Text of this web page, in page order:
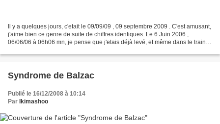
Il y a quelques jours, c'etait le 09/09/09 , 09 septembre 2009 . C'est amusant,
j'aime bien ce genre de suite de chiffres identiques. Le 6 Juin 2006 ,
06/06/06 à 06h06 mn, je pense que j'etais déjà levé, et même dans le train
Syndrome de Balzac
Publié le 16/12/2008 à 10:14
Par Ikimashoo